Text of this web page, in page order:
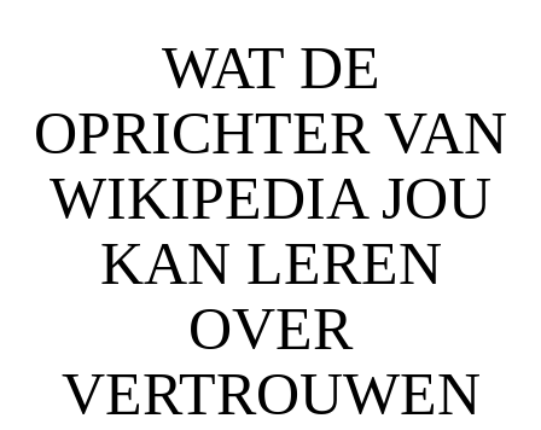
WAT DE
OPRICHTER VAN
WIKIPEDIA JOU
KAN LEREN
OVER
VERTROUWEN